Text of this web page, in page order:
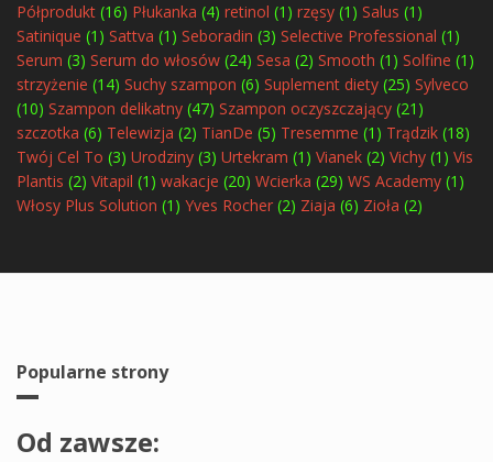
Półprodukt (16) Płukanka (4) retinol (1) rzęsy (1) Salus (1)
Satinique (1) Sattva (1) Seboradin (3) Selective Professional (1)
Serum (3) Serum do włosów (24) Sesa (2) Smooth (1) Solfine (1)
strzyżenie (14) Suchy szampon (6) Suplement diety (25) Sylveco
(10) Szampon delikatny (47) Szampon oczyszczający (21)
szczotka (6) Telewizja (2) TianDe (5) Tresemme (1) Trądzik (18)
Twój Cel To (3) Urodziny (3) Urtekram (1) Vianek (2) Vichy (1) Vis
Plantis (2) Vitapil (1) wakacje (20) Wcierka (29) WS Academy (1)
Włosy Plus Solution (1) Yves Rocher (2) Ziaja (6) Zioła (2)
Popularne strony
Od zawsze: